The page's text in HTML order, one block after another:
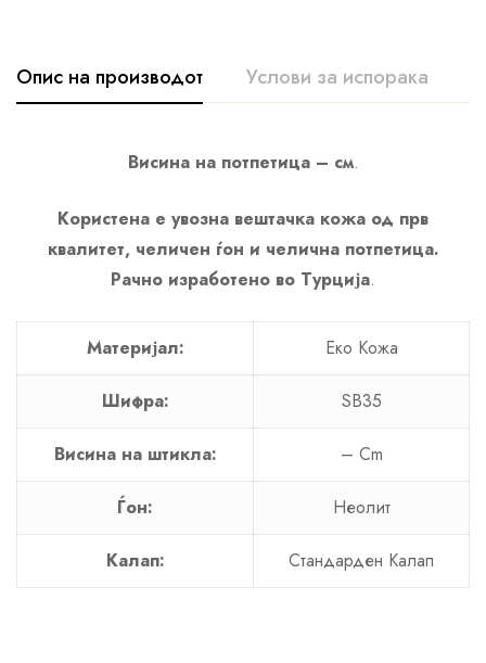
Опис на производот Услови за испорака
Висина на потпетица – см.
Користена е увозна вештачка кожа од прв
квалитет, челичен ѓон и челична потпетица.
Рачно изработено во Турција.
Материјал: Еко Кожа
Шифра: SB35
Висина на штикла: – Cm
Ѓон: Неолит
Калап: Стандарден Калап